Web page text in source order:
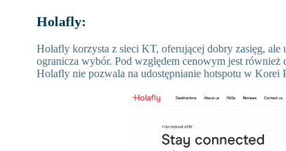
Holafly:
Holafly korzysta z sieci KT, oferującej dobry zasięg,
ogranicza wybór. Pod względem cenowym jest
Holafly nie pozwala na udostępnianie hotspotu w Korei